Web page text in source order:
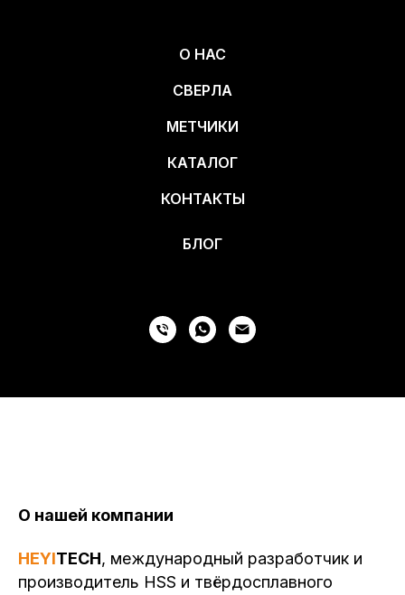
О НАС
СВЕРЛА
МЕТЧИКИ
КАТАЛОГ
КОНТАКТЫ
БЛОГ
О нашей компании
HEYITECH, международный разработчик и
производитель HSS и твёрдосплавного